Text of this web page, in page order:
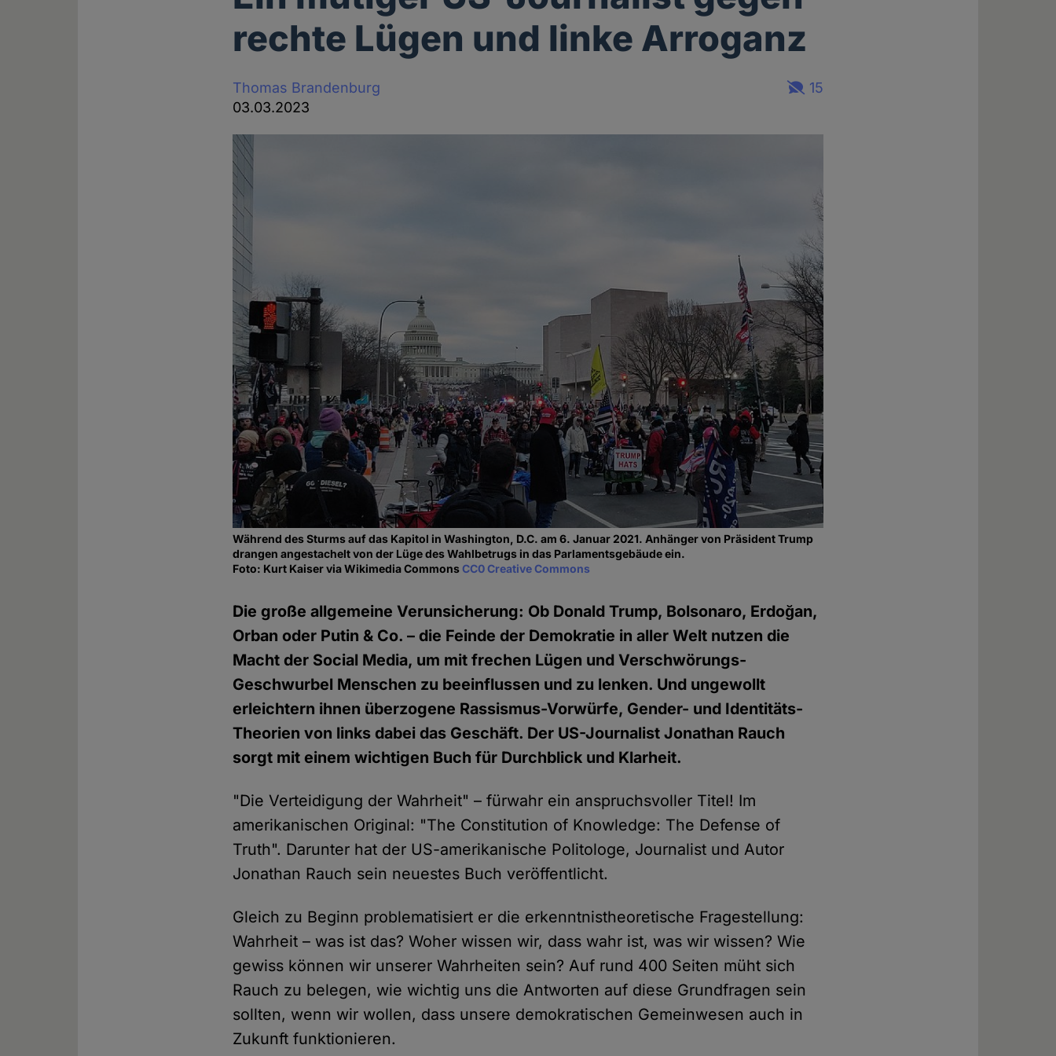
rechte Lügen und linke Arroganz
Thomas Brandenburg
03.03.2023
15
Während des Sturms auf das Kapitol in Washington, D.C. am 6. Januar 2021. Anhänger von Präsident Trump
drangen angestachelt von der Lüge des Wahlbetrugs in das Parlamentsgebäude ein.
Foto: Kurt Kaiser via Wikimedia CommonsCC0 Creative Commons
Die große allgemeine Verunsicherung: Ob Donald Trump, Bolsonaro, Erdoğan,
Orban oder Putin & Co. – die Feinde der Demokratie in aller Welt nutzen die
Macht der Social Media, um mit frechen Lügen und Verschwörungs-
Geschwurbel Menschen zu beeinflussen und zu lenken. Und ungewollt
erleichtern ihnen überzogene Rassismus-Vorwürfe, Gender- und Identitäts-
Theorien von links dabei das Geschäft. Der US-Journalist Jonathan Rauch
sorgt mit einem wichtigen Buch für Durchblick und Klarheit.
"Die Verteidigung der Wahrheit" – fürwahr ein anspruchsvoller Titel! Im
amerikanischen Original: "The Constitution of Knowledge: The Defense of
Truth". Darunter hat der US-amerikanische Politologe, Journalist und Autor
Jonathan Rauch sein neuestes Buch veröffentlicht.
Gleich zu Beginn problematisiert er die erkenntnistheoretische Fragestellung:
Wahrheit – was ist das? Woher wissen wir, dass wahr ist, was wir wissen? Wie
gewiss können wir unserer Wahrheiten sein? Auf rund 400 Seiten müht sich
Rauch zu belegen, wie wichtig uns die Antworten auf diese Grundfragen sein
sollten, wenn wir wollen, dass unsere demokratischen Gemeinwesen auch in
Zukunft funktionieren.